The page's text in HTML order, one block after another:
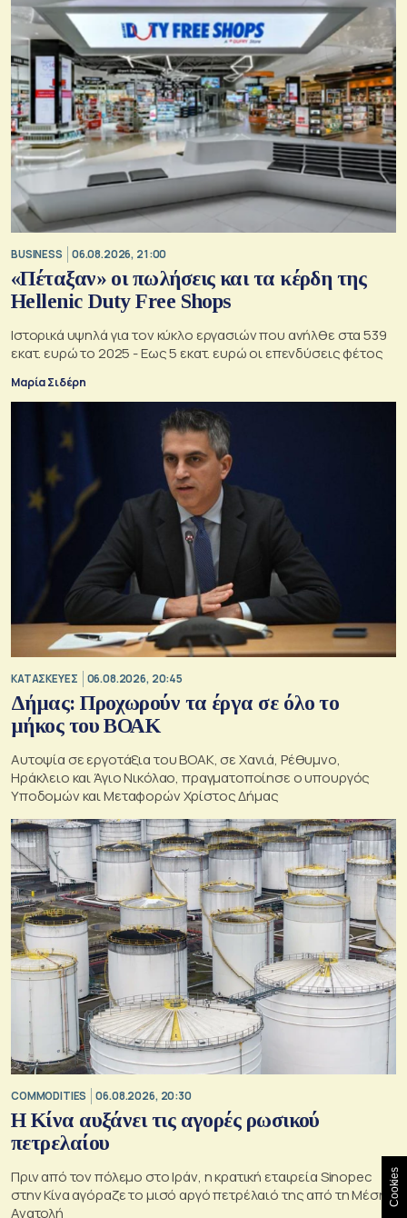
BUSINESS 06.08.2026, 21:00
«Πέταξαν» οι πωλήσεις και τα κέρδη της
Hellenic Duty Free Shops
Ιστορικά υψηλά για τον κύκλο εργασιών που ανήλθε στα 539
εκατ. ευρώ το 2025 - Εως 5 εκατ. ευρώ οι επενδύσεις φέτος
Μαρία Σιδέρη
ΚΑΤΑΣΚΕΥΕΣ 06.08.2026, 20:45
Δήμας: Προχωρούν τα έργα σε όλο το
μήκος του ΒΟΑΚ
Αυτοψία σε εργοτάξια του ΒΟΑΚ, σε Χανιά, Ρέθυμνο,
Ηράκλειο και Άγιο Νικόλαο, πραγματοποίησε ο υπουργός
Υποδομών και Μεταφορών Χρίστος Δήμας
COMMODITIES 06.08.2026, 20:30
Η Κίνα αυξάνει τις αγορές ρωσικού
πετρελαίου
Πριν από τον πόλεμο στο Ιράν, η κρατική εταιρεία Sinopec
στην Κίνα αγόραζε το μισό αργό πετρέλαιό της από τη Μέση
Ανατολή
Cookies